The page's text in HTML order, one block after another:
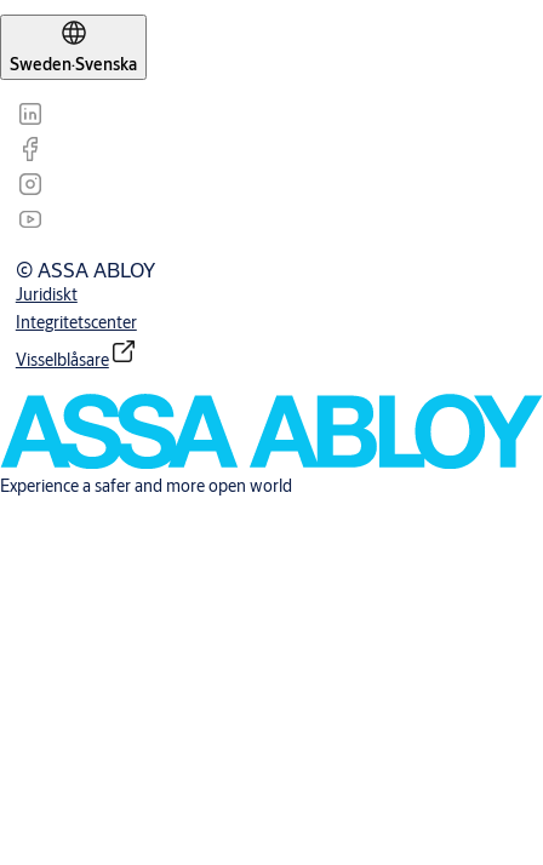
Sweden·Svenska
© ASSA ABLOY
Juridiskt
Integritetscenter
Visselblåsare
Experience a safer and more open world